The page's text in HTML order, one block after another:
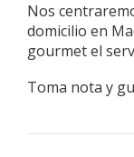
Nos
domicilio en
gourmet el
Toma nota y